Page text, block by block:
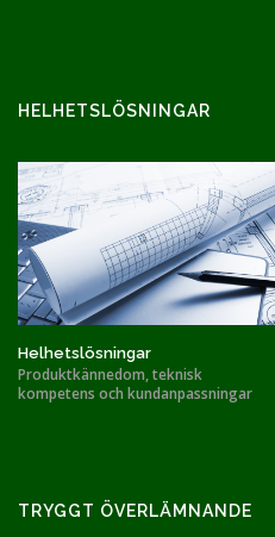
HELHETSLÖSNINGAR
Helhetslösningar
Produktkännedom, teknisk
kompetens och kundanpassningar
TRYGGT ÖVERLÄMNANDE